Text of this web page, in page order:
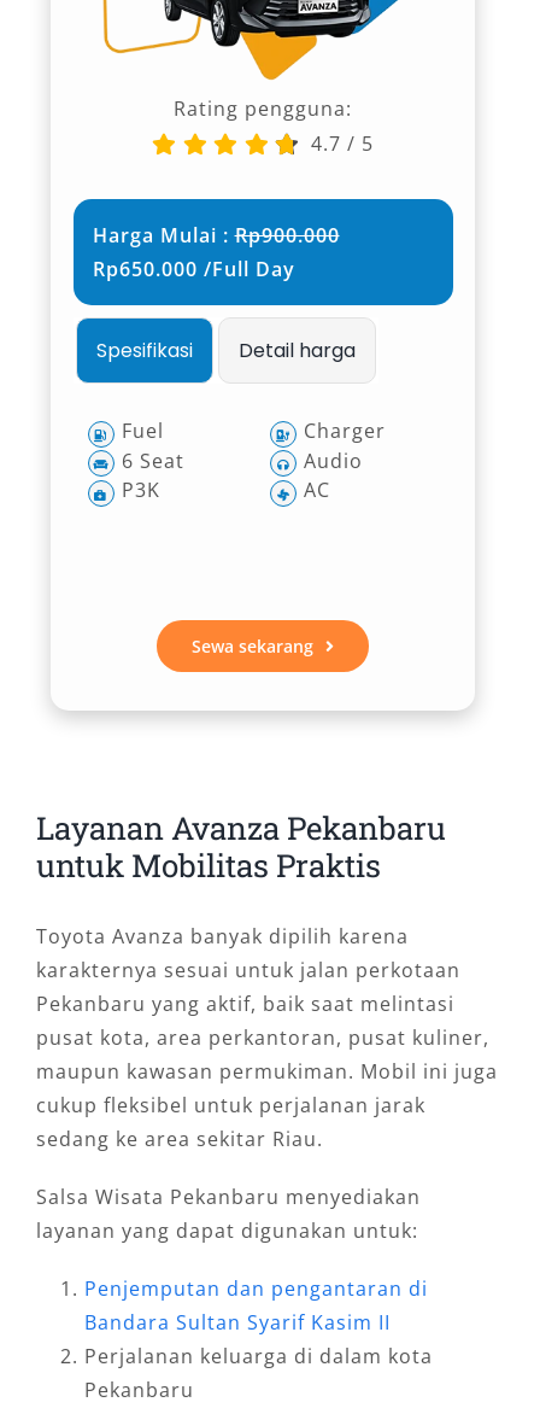
Rating pengguna:
4.7 / 5
Harga Mulai :Rp900.000
Rp650.000 /Full Day
Spesifikasi Detail harga
Fuel
6 Seat
P3K
Charger
Audio
AC
Sewa sekarang
Layanan Avanza Pekanbaru
untuk Mobilitas Praktis
Toyota Avanza banyak dipilih karena
karakternya sesuai untuk jalan perkotaan
Pekanbaru yang aktif, baik saat melintasi
pusat kota, area perkantoran, pusat kuliner,
maupun kawasan permukiman. Mobil ini juga
cukup fleksibel untuk perjalanan jarak
sedang ke area sekitar Riau.
Salsa Wisata Pekanbaru menyediakan
layanan yang dapat digunakan untuk:
Penjemputan dan pengantaran di
Bandara Sultan Syarif Kasim II
Perjalanan keluarga di dalam kota
Pekanbaru